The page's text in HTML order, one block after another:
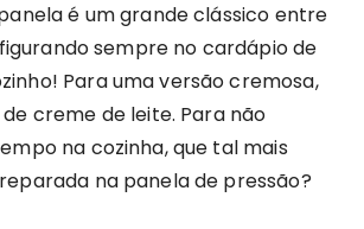
é um grande clássico entre
sempre no cardápio de
Para uma versão cremosa,
creme de leite. Para não
na cozinha, que tal mais
na panela de pressão?